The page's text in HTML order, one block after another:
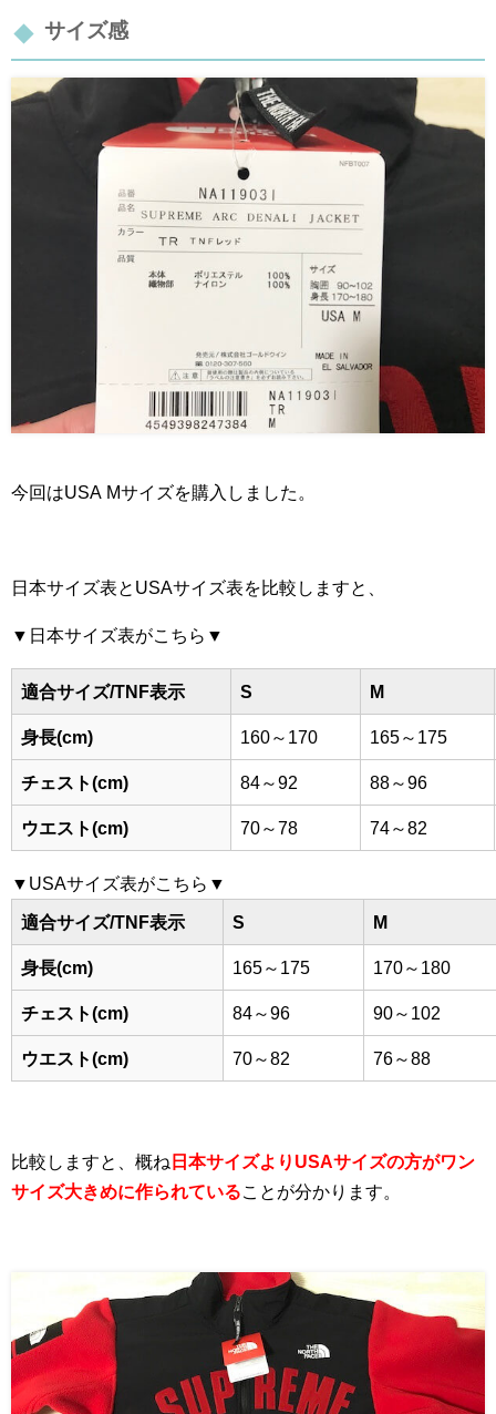
サイズ感
今回はUSA Mサイズを購入しました。
日本サイズ表とUSAサイズ表を比較しますと、
▼日本サイズ表がこちら▼
適合サイズ/TNF表示 S M
身長(cm) 160～170 165～175
チェスト(cm) 84～92 88～96
ウエスト(cm) 70～78 74～82
▼USAサイズ表がこちら▼
適合サイズ/TNF表示 S M
身長(cm) 165～175 170～180
チェスト(cm) 84～96 90～102
ウエスト(cm) 70～82 76～88
比較しますと、概ね 日本サイズよりUSAサイズの方がワン
サイズ大きめに作られている ことが分かります。